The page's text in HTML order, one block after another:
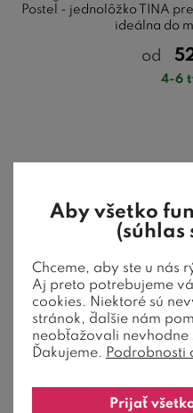
Posteľ - jednolôžko TINA
ideálna do
od
4-6
Aby všetko
(súhlas
Chceme, aby ste u nás
Aj preto potrebujeme
cookies. Niektoré sú
stránok, ďalšie nám
neobťažovali nevhodne
Ďakujeme. Podrobnosti
Prijať